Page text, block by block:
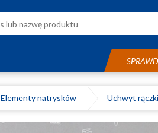
Elementy natrysków Uchwyt